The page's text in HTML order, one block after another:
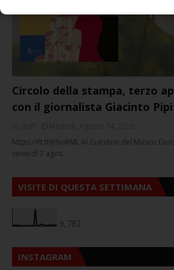
Circolo della stampa, terzo
con il giornalista Giacinto
https://ift.tt/JrhoRML Al Giardino del Museo
venerdì 7 agos…
VISITE DI QUESTA SETTIMANA
9,782
INSTAGRAM